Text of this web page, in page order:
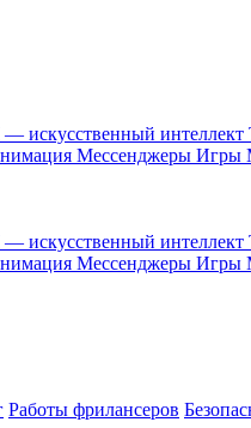
искусственный интеллект
Мессенджеры Игры
искусственный интеллект
Мессенджеры Игры
Работы фрилансеров